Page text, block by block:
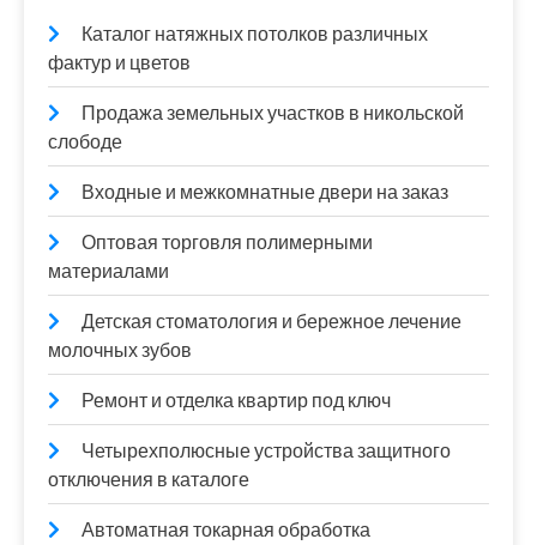
Каталог натяжных потолков различных
фактур и цветов
Продажа земельных участков в никольской
слободе
Входные и межкомнатные двери на заказ
Оптовая торговля полимерными
материалами
Детская стоматология и бережное лечение
молочных зубов
Ремонт и отделка квартир под ключ
Четырехполюсные устройства защитного
отключения в каталоге
Автоматная токарная обработка